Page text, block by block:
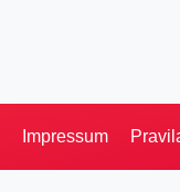
Impressum